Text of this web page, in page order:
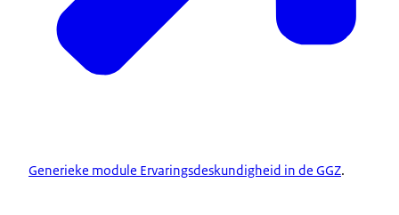
Generieke module Ervaringsdeskundigheid in de GGZ.